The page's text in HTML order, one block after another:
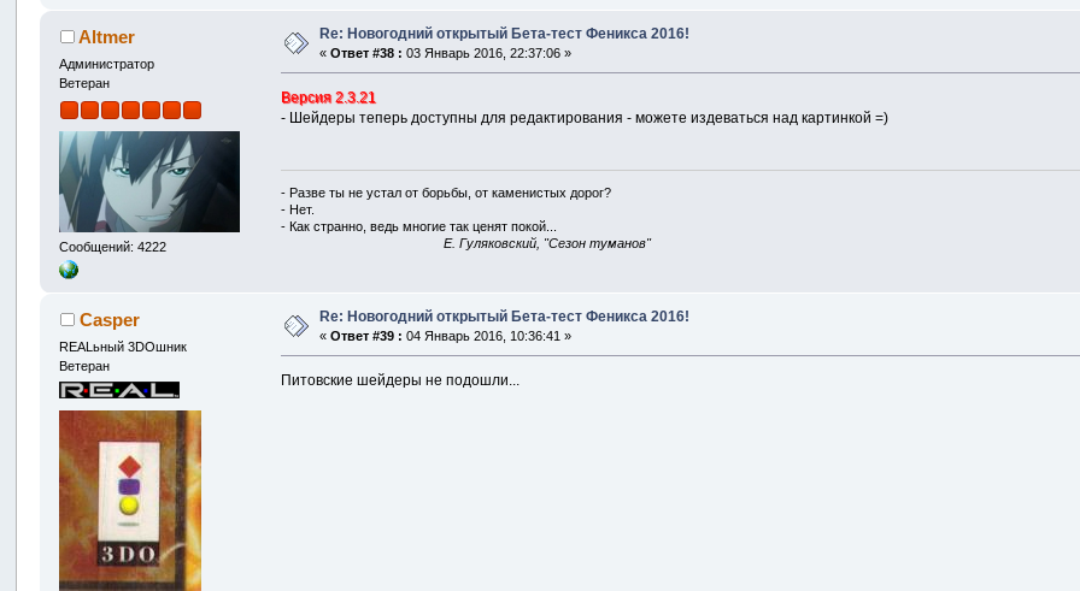
Altmer
Администратор
Ветеран
Сообщений: 4222
Re: Новогодний открытый Бета-тест Феникса 2016!
«Ответ #38 : 03 Январь 2016, 22:37:06 »
Версия 2.3.21
- Шейдеры теперь доступны для редактирования - можете издеваться над картинкой =)
- Разве ты не устал от борьбы, от каменистых дорог?
- Нет.
- Как странно, ведь многие так ценят покой...
E. Гуляковский, "Сезон туманов"
Casper
REALьный 3DOшник
Ветеран
Re: Новогодний открытый Бета-тест Феникса 2016!
«Ответ #39 : 04 Январь 2016, 10:36:41 »
Питовские шейдеры не подошли...